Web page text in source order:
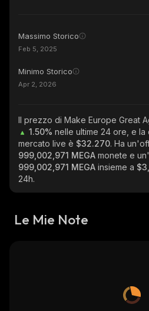
Massimo Storico
Feb 5, 2025
Minimo Storico
Apr 2, 2026
Il prezzo di Make Europe Great
1.50% nelle ultime 24 ore, e
mercato live è $32.270. Ha
999,002,971 MEGA monete e
999,002,971 MEGA insieme a
24h.
Le Mie Note